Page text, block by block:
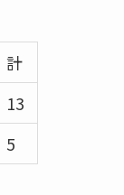
計
13
5